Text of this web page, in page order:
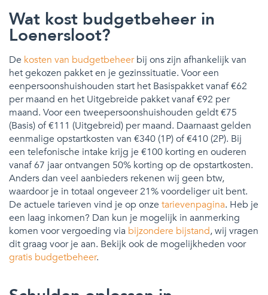
Wat kost budgetbeheer in
Loenersloot?
De kosten van budgetbeheerbij ons zijn afhankelijk van
het gekozen pakket en je gezinssituatie. Voor een
eenpersoonshuishouden start het Basispakket vanaf €62
per maand en het Uitgebreide pakket vanaf €92 per
maand. Voor een tweepersoonshuishouden geldt €75
(Basis) of €111 (Uitgebreid) per maand. Daarnaast gelden
eenmalige opstartkosten van €340 (1P) of €410 (2P). Bij
een telefonische intake krijg je €100 korting en ouderen
vanaf 67 jaar ontvangen 50% korting op de opstartkosten.
Anders dan veel aanbieders rekenen wij geen btw,
waardoor je in totaal ongeveer 21% voordeliger uit bent.
De actuele tarieven vind je op onze tarievenpagina. Heb je
een laag inkomen? Dan kun je mogelijk in aanmerking
komen voor vergoeding via bijzondere bijstand, wij vragen
dit graag voor je aan. Bekijk ook de mogelijkheden voor
gratis budgetbeheer.